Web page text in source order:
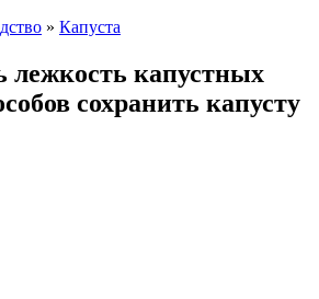
» Капуста
лежкость капустных
сохранить капусту